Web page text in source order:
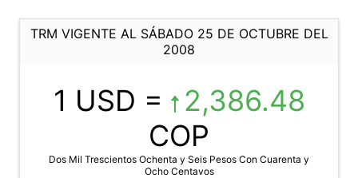
TRM VIGENTE AL SÁBADO 25 DE OCTUBRE DEL
2008
1 USD =
2,386.48
COP
Dos Mil Trescientos Ochenta y Seis Pesos Con Cuarenta y
Ocho Centavos